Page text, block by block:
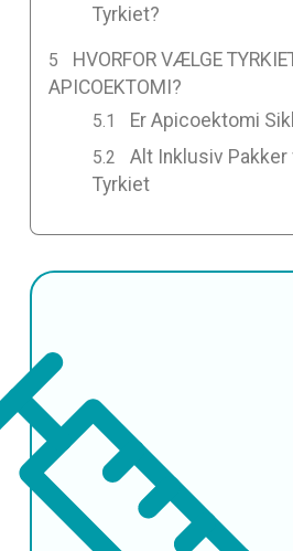
Tyrkiet?
HVORFOR VÆLGE
APICOEKTOMI?
Er Apicoektomi
Alt Inklusiv
Tyrkiet